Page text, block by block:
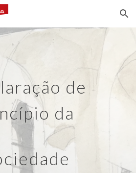
Skip to navigation
de
da